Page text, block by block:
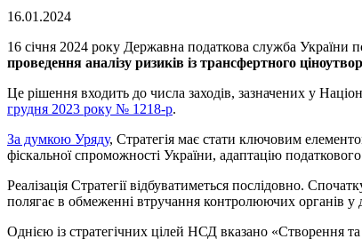
16.01.2024
16 січня 2024 року Державна податкова служба
проведення аналізу ризиків із трансфертного
Це рішення входить до числа заходів, зазначених у
грудня 2023 року № 1218-р.
За думкою Уряду, Стратегія має стати ключовим
фіскальної спроможності України, адаптацію
Реалізація Стратегії відбуватиметься послідовно.
полягає в обмеженні втручання контролюючих органів у
Однією із стратегічних цілей НСД вказано «Створення